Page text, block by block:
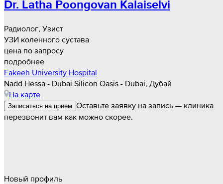
Dr. Latha Poongovan Kalaiselvi
Радиолог, Узист
УЗИ коленного сустава
цена по запросу
подробнее
Fakeeh University Hospital
Nadd Hessa - Dubai Silicon Oasis - Dubai, Дубай
На карте
Записаться на прием Оставьте заявку на запись — клиника
перезвонит вам как можно скорее.
Новый профиль